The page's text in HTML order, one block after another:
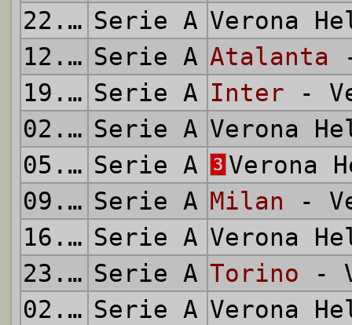
22.12.1968 Serie A Verona
12.01.1969 Serie A Atalanta
19.01.1969 Serie A Inter -
02.02.1969 Serie A Verona
05.02.1969 Serie A 3 Verona
09.02.1969 Serie A Milan -
16.02.1969 Serie A Verona
23.02.1969 Serie A Torino -
02.03.1969 Serie A Verona